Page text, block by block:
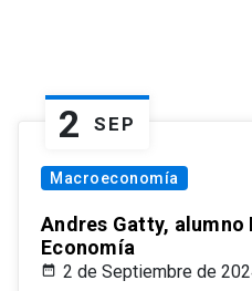
2 SEP
Macroeconomía
Andres Gatty, alumno
Economía
2 de Septiembre de